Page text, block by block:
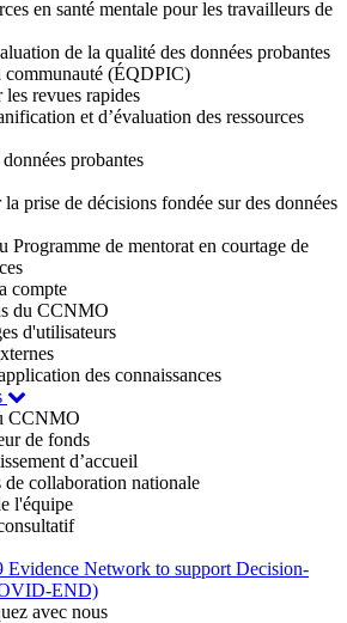
en santé mentale pour les travailleurs de
de la qualité des données probantes
communauté (ÉQDPIC)
revues rapides
et d’évaluation des ressources
probantes
prise de décisions fondée sur des données
Programme de mentorat en courtage de
compte
du CCNMO
d'utilisateurs
des connaissances
CCNMO
de fonds
d’accueil
de collaboration nationale
l'équipe
Network to support Decision-
END)
avec nous